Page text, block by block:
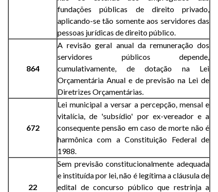
fundações públicas de direito privado,
aplicando-se tão somente aos servidores das
pessoas jurídicas de direito público.
864
A revisão geral anual da remuneração dos
servidores públicos depende,
cumulativamente, de dotação na Lei
Orçamentária Anual e de previsão na Lei de
Diretrizes Orçamentárias.
672
Lei municipal a versar a percepção, mensal e
vitalícia, de 'subsídio' por ex-vereador e a
consequente pensão em caso de morte não é
harmônica com a Constituição Federal de
1988.
22
Sem previsão constitucionalmente adequada
e instituída por lei, não é legítima a cláusula de
edital de concurso público que restrinja a